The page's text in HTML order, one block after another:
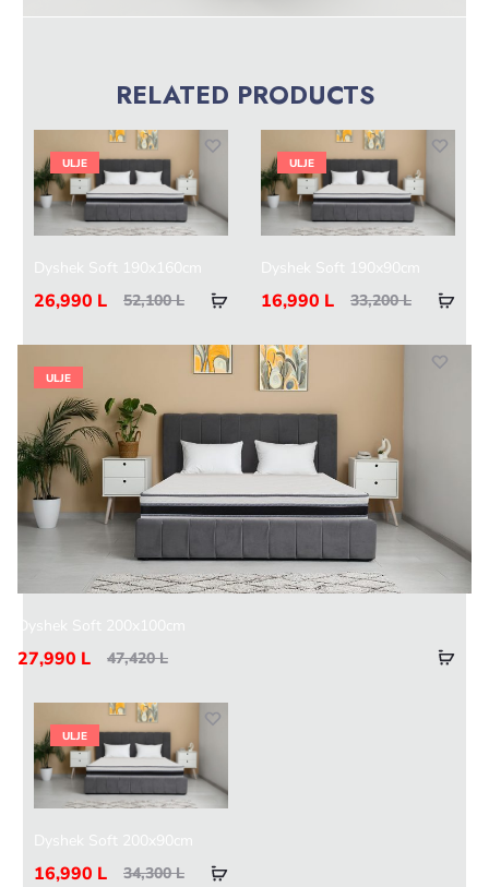
RELATED PRODUCTS
ULJE
Dyshek Soft 190x160cm
52,100L
26,990 L
ULJE
Dyshek Soft 190x90cm
33,200L
16,990 L
ULJE
Dyshek Soft 200x100cm
47,420L
27,990 L
ULJE
Dyshek Soft 200x90cm
34,300L
16,990 L